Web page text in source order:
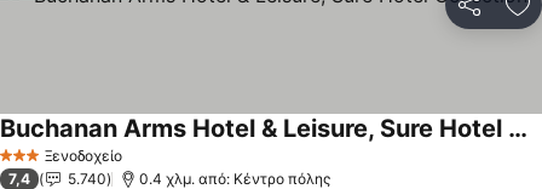
3 ΑστέριαΞενοδοχείο
Buchanan Arms Hotel & Leisure, Sure Hotel Collection
Εμφάνιση τιμών
7,4 5.740 0.4 χλμ. από: Κέντρο πόλης